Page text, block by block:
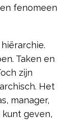
fenomeen
Taken en
zijn
Het
manager,
geven,